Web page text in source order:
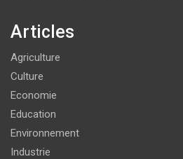
Articles
Agriculture
Culture
Economie
Education
Environnement
Industrie